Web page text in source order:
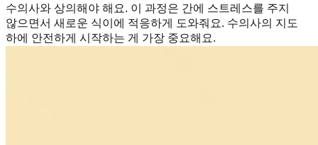
수의사와 상의해야 해요. 이 과정은 간에 스트레스를 주지
않으면서 새로운 식이에 적응하게 도와줘요. 수의사의 지도
하에 안전하게 시작하는 게 가장 중요해요.